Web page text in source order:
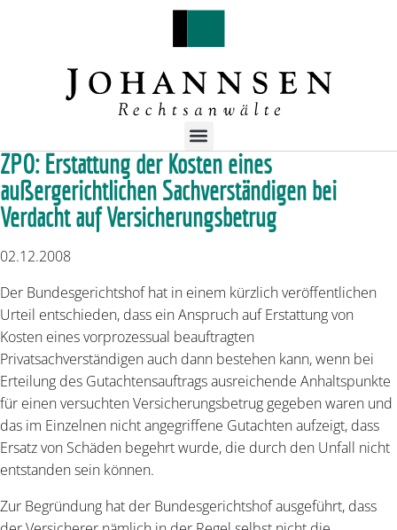
ZPO: Erstattung der Kosten eines
außergerichtlichen Sachverständigen bei
Verdacht auf Versicherungsbetrug
02.12.2008
Der Bundesgerichtshof hat in einem kürzlich veröffentlichen
Urteil entschieden, dass ein Anspruch auf Erstattung von
Kosten eines vorprozessual beauftragten
Privatsachverständigen auch dann bestehen kann, wenn bei
Erteilung des Gutachtensauftrags ausreichende Anhaltspunkte
für einen versuchten Versicherungsbetrug gegeben waren und
das im Einzelnen nicht angegriffene Gutachten aufzeigt, dass
Ersatz von Schäden begehrt wurde, die durch den Unfall nicht
entstanden sein können.
Zur Begründung hat der Bundesgerichtshof ausgeführt, dass